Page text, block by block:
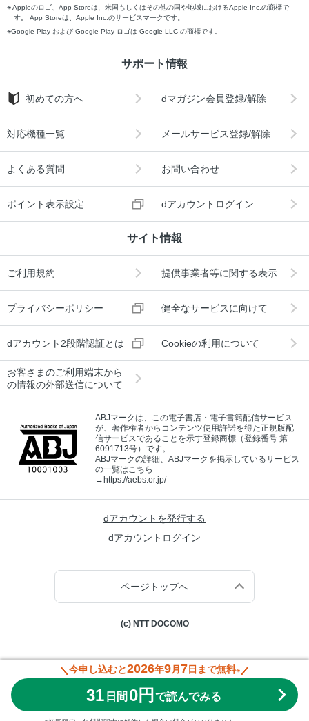
Appleのロゴ、App Storeは、米国もしくはその他の国や地域におけるApple Inc.の商標で
す。 App Storeは、Apple Inc.のサービスマークです。
Google Play および Google Play ロゴは Google LLC の商標です。
サポート情報
初めての方へ dマガジン会員登録/解除
対応機種一覧 メールサービス登録/解除
よくある質問 お問い合わせ
ポイント表示設定 dアカウントログイン
サイト情報
ご利用規約 提供事業者等に関する表示
プライバシーポリシー 健全なサービスに向けて
dアカウント2段階認証とは Cookieの利用について
お客さまのご利用端末から
の情報の外部送信について
ABJマークは、この電子書店・電子書籍配信サービス
が、著作権者からコンテンツ使用許諾を得た正規版配
信サービスであることを示す登録商標（登録番号 第
6091713号）です。
ABJマークの詳細、ABJマークを掲示しているサービス
の一覧はこちら
→https://aebs.or.jp/
dアカウントを発行する
dアカウントログイン
ページトップへ
(c) NTT DOCOMO
今申し込むと2026年9月 7日まで無料※
31 日間 0円 で読んでみる